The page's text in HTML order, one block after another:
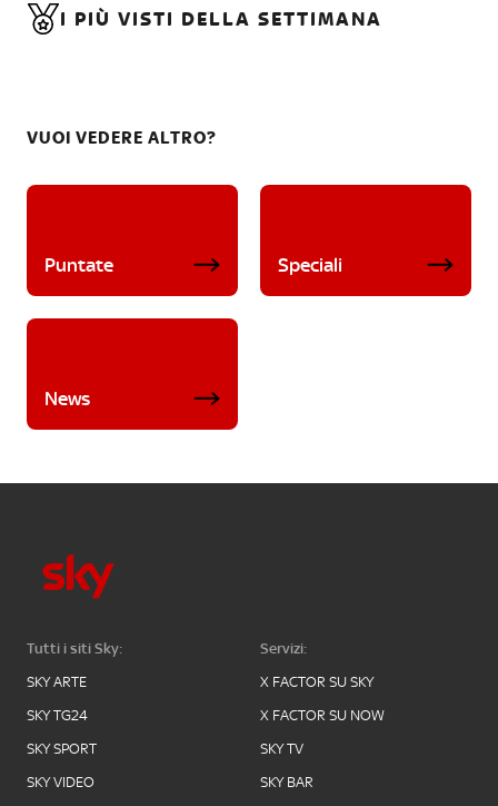
I PIÙ VISTI DELLA SETTIMANA
VUOI VEDERE ALTRO?
Puntate Speciali
News
Tutti i siti Sky:
SKY ARTE
SKY TG24
SKY SPORT
SKY VIDEO
Servizi:
X FACTOR SU SKY
X FACTOR SU NOW
SKY TV
SKY BAR